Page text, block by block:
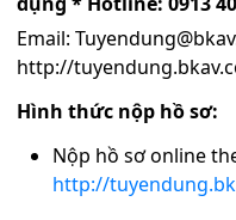
Email:
http://
Hình thức nộp hồ sơ:
Nộp hồ sơ online
http://